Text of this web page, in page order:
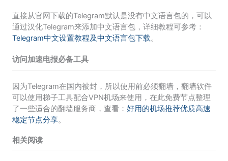
直接从官网下载的Telegram默认是没有中文语言包的，可以
通过汉化Telegram来添加中文语言包，详细教程可参考：
Telegram中文设置教程及中文语言包下载。
访问加速电报必备工具
因为Telegram在国内被封，所以使用前必须翻墙，翻墙软件
可以使用梯子工具配合VPN机场来使用，在此免费节点整理
了一些适合的翻墙服务商，查看： 好用的机场推荐优质高速
稳定节点分享。
相关阅读